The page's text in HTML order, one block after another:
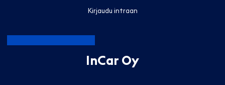
Kirjaudu intraan
InCar Oy